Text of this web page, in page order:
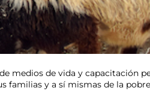
medios de vida y capacitación
familias y a sí mismas de la